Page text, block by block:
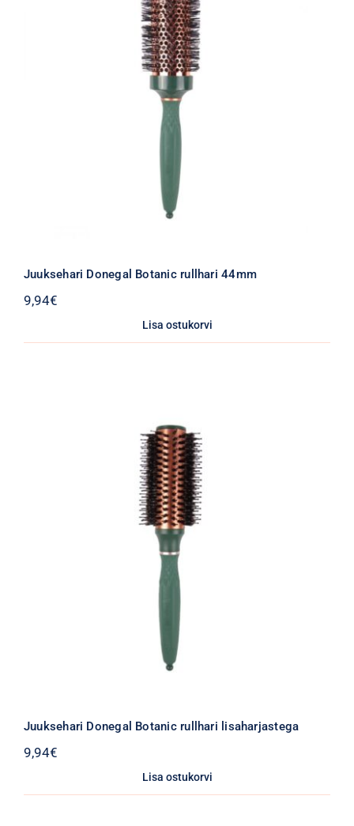
Juuksehari Donegal Botanic rullhari 44mm
9,94€
Lisa ostukorvi
Juuksehari Donegal Botanic rullhari lisaharjastega
9,94€
Lisa ostukorvi